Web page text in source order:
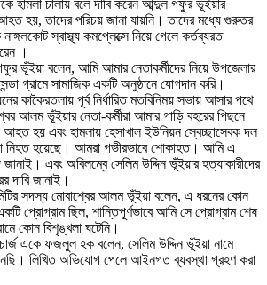
হামলা চালায় বলে দাবি করেন আব্দুল গফুর ভূঁইয়ার
হয়, তাদের পরিচয় জানা যায়নি। তাদের মধ্যে গুরুতর
স্বাস্থ্য কমপ্লেক্সে নিয়ে গেলে কর্তব্যরত
।
ভূঁইয়া বলেন, আমি আমার নেতাকর্মীদের নিয়ে উপজেলার
গ্রামে সামাজিক একটি অনুষ্ঠানে যোগদান করি।
কাকৈরতলায় পূর্ব নির্ধারিত মতবিনিময় সভায় আসার পথে
আলম ভূঁইয়ার নেতা-কর্মীরা আমার গাড়ি বহরের পিছনে
আহত হয় এবং হামলায় হেসাখাল ইউনিয়ন স্বেচ্ছাসেবক দল
নিহত হয়েছে। আমরা গভীরভাবে শোকাহত। আমি এ
জানাই। এবং অবিলম্বে সেলিম উদ্দিন ভূঁইয়ার হত্যাকারীদের
দাবি জানাই।
কমিটির সদস্য মোবাশ্বের আলম ভূঁইয়া বলেন, এ ধরনের কোন
প্রোগ্রাম ছিল, শান্তিপূর্ণভাবে আমি সে প্রোগ্রাম শেষ
কোন বিশৃঙ্খলা ঘটেনি।
একে ফজলুল হক বলেন, সেলিম উদ্দিন ভূঁইয়া নামে
লিখিত অভিযোগ পেলে আইনগত ব্যবস্থা গ্রহণ করা